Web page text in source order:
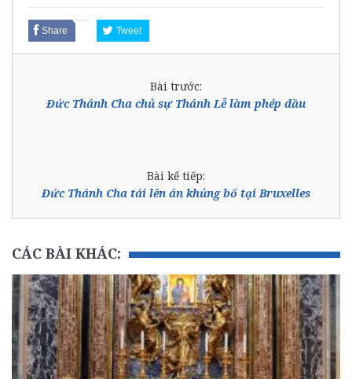
Share Tweet
Bài trước:
Đức Thánh Cha chủ sự Thánh Lễ làm phép dầu
Bài kế tiếp:
Đức Thánh Cha tái lên án khủng bố tại Bruxelles
CÁC BÀI KHÁC: